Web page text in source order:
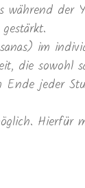
während
im
die sowohl
jeder